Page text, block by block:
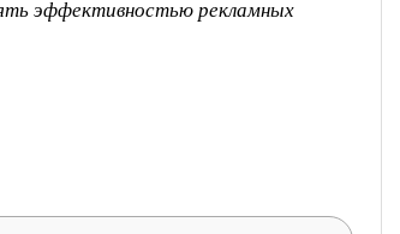
эффективностью рекламных